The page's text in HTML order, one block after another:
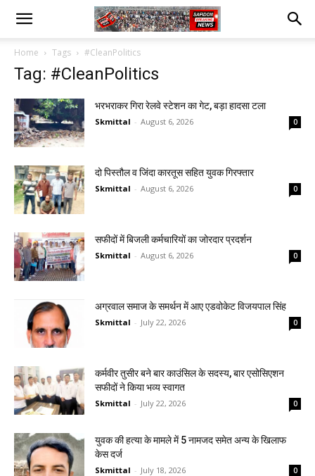
Home Tags #CleanPolitics
Tag: #CleanPolitics
भरभराकर गिरा रेलवे स्टेशन का गेट, बड़ा हादसा टला
Skmittal - August 6, 2026 0
दो पिस्तौल व जिंदा कारतूस सहित युवक गिरफ्तार
Skmittal - August 6, 2026 0
सफीदों में बिजली कर्मचारियों का जोरदार प्रदर्शन
Skmittal - August 6, 2026 0
अग्रवाल समाज के समर्थन में आए एडवोकेट विजयपाल सिंह
Skmittal - July 22, 2026 0
कर्मवीर तुसीर बने बार काउंसिल के सदस्य, बार एसोसिएशन
सफीदों ने किया भव्य स्वागत
Skmittal - July 22, 2026 0
युवक की हत्या के मामले में 5 नामजद समेत अन्य के खिलाफ
केस दर्ज
Skmittal - July 18, 2026 0